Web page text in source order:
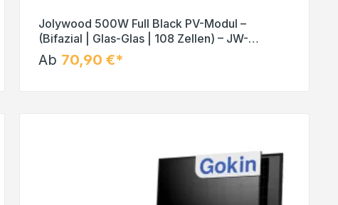
Jolywood 500W Full Black PV-Modul –
(Bifazial | Glas-Glas | 108 Zellen) – JW-
HD108N-R2 – Solar Panel
Ab 70,90 €*